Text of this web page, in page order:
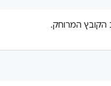
הקובץ המרוחק.